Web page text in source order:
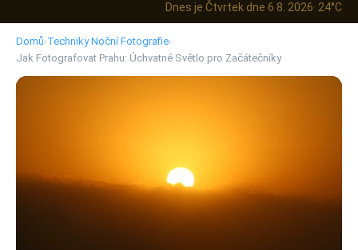
Dnes je Čtvrtek dne 6 8. 2026· 24°C
Domů›Techniky Noční Fotografie›
Jak Fotografovat Prahu: Úchvatné Světlo pro Začátečníky